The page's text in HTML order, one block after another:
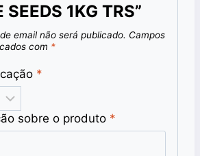
SEEDS 1KG TRS”
email não será publicado. Campos
com *
*
sobre o produto *